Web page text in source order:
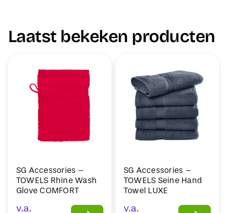
Laatst bekeken producten
SG Accessories –
TOWELS Rhine Wash
Glove COMFORT
v.a.
SG Accessories –
TOWELS Seine Hand
Towel LUXE
v.a.